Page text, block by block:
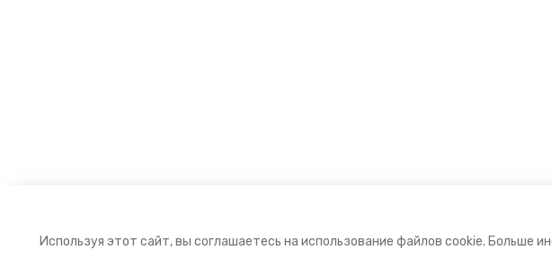
Используя этот сайт, вы соглашаетесь на использование файлов cookie. Больше